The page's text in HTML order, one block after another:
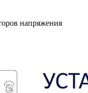
напряжения